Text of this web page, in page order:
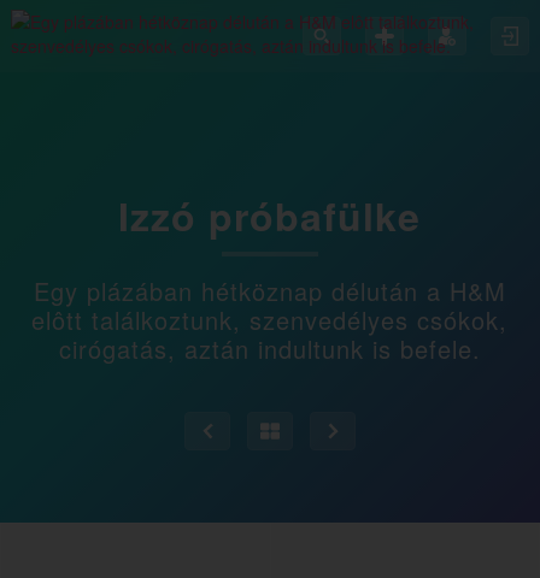
Izzó próbafülke
Egy plázában hétköznap délután a H&M
elôtt találkoztunk, szenvedélyes csókok,
cirógatás, aztán indultunk is befele.